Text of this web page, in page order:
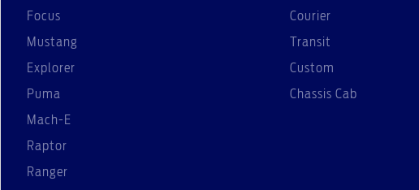
Focus
Mustang
Explorer
Puma
Mach-E
Raptor
Ranger
Courier
Transit
Custom
Chassis Cab